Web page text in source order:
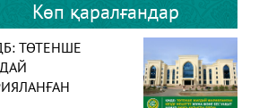
Көп қаралғандар
ТӨТЕНШЕ